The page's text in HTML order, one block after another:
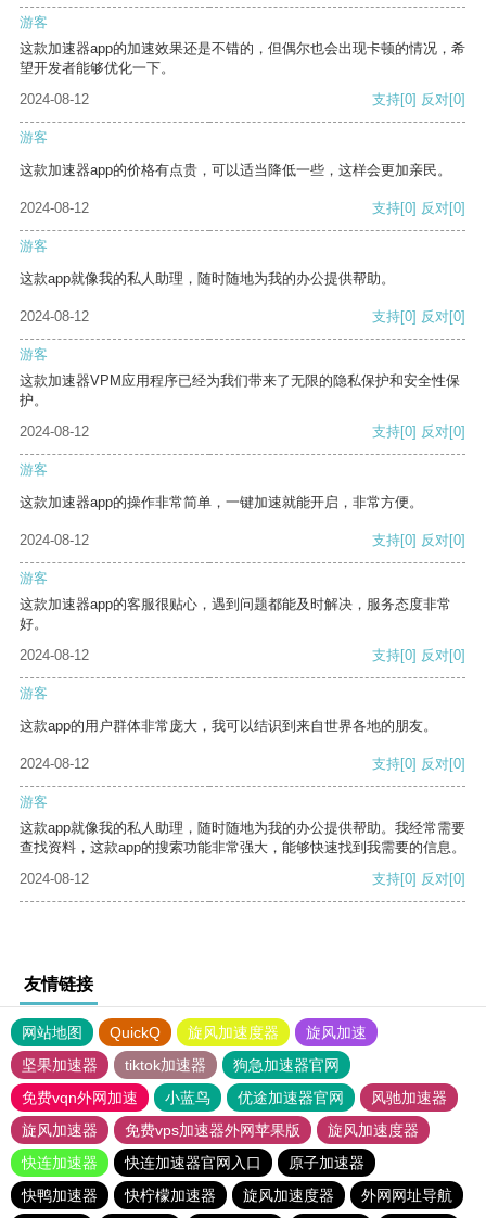
游客
这款加速器app的加速效果还是不错的，但偶尔也会出现卡顿的情况，希
望开发者能够优化一下。
2024-08-12
支持[0] 反对[0]
游客
这款加速器app的价格有点贵，可以适当降低一些，这样会更加亲民。
2024-08-12 支持[0] 反对[0]
游客
这款app就像我的私人助理，随时随地为我的办公提供帮助。
2024-08-12 支持[0] 反对[0]
游客
这款加速器VPM应用程序已经为我们带来了无限的隐私保护和安全性保
护。
2024-08-12
支持[0] 反对[0]
游客
这款加速器app的操作非常简单，一键加速就能开启，非常方便。
2024-08-12 支持[0] 反对[0]
游客
这款加速器app的客服很贴心，遇到问题都能及时解决，服务态度非常
好。
2024-08-12
支持[0] 反对[0]
游客
这款app的用户群体非常庞大，我可以结识到来自世界各地的朋友。
2024-08-12 支持[0] 反对[0]
游客
这款app就像我的私人助理，随时随地为我的办公提供帮助。我经常需要
查找资料，这款app的搜索功能非常强大，能够快速找到我需要的信息。
2024-08-12
支持[0] 反对[0]
友情链接
网站地图 QuickQ 旋风加速度器
旋风加速
坚果加速器
tiktok加速器
狗急加速器官网
免费vqn外网加速
小蓝鸟 优途加速器官网
风驰加速器
旋风加速器
免费vps加速器外网苹果版
旋风加速度器
快连加速器
快连加速器官网入口
原子加速器
快鸭加速器
快柠檬加速器 旋风加速度器
外网网址导航